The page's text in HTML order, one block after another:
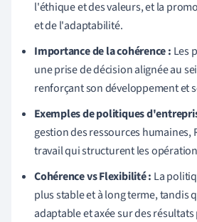
l'éthique et des valeurs, et la
et de l'adaptabilité.
Importance de la cohérence : Les
une prise de décision alignée au
renforçant son développement et
Exemples de politiques
gestion des ressources humaines,
travail qui structurent les
Cohérence vs Flexibilité : La
plus stable et à long terme, tandis
adaptable et axée sur des résultats